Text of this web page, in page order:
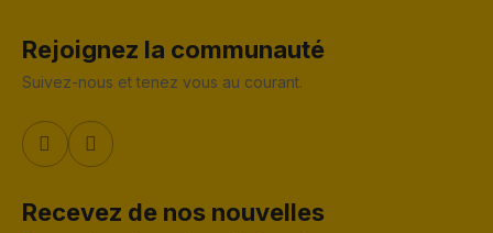
Rejoignez la communauté
Suivez-nous et tenez vous au courant.
Recevez de nos nouvelles